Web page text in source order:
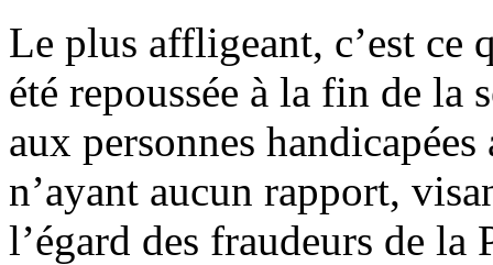
Le plus affligeant, c’est ce
été repoussée à la fin de la
aux personnes
n’ayant aucun rapport,
l’égard des fraudeurs de la